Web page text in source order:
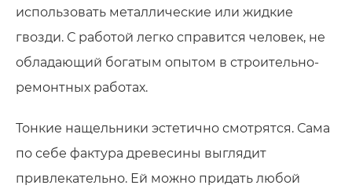
использовать металлические или жидкие
гвозди. С работой легко справится человек, не
обладающий богатым опытом в строительно-
ремонтных работах.
Тонкие нащельники эстетично смотрятся. Сама
по себе фактура древесины выглядит
привлекательно. Ей можно придать любой